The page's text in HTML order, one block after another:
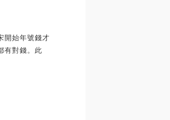
開始年號錢才
有對錢。此